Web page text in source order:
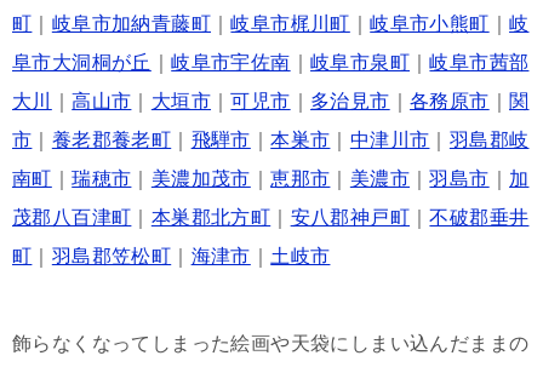
町
岐阜市加納青藤町 ｜岐阜市梶川町 ｜岐阜市小熊町 ｜岐
阜市大洞桐が丘
｜岐阜市宇佐南 ｜岐阜市泉町 ｜岐阜市茜部
大川
高山市 大垣市 可児市 多治見市 ｜各務原市
関
市
養老郡養老町 飛騨市 ｜本巣市 中津川市
羽島郡岐
南町
｜瑞穂市 美濃加茂市 ｜恵那市 美濃市 ｜羽島市
加
茂郡八百津町
本巣郡北方町 安八郡神戸町 ｜不破郡垂井
町
羽島郡笠松町 海津市 ｜土岐市
飾らなくなってしまった絵画や天袋にしまい込んだままの